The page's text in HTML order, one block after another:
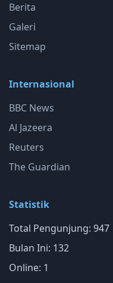
Berita
Galeri
Sitemap
Internasional
BBC News
Al Jazeera
Reuters
The Guardian
Statistik
Total Pengunjung: 947
Bulan Ini: 132
Online: 1